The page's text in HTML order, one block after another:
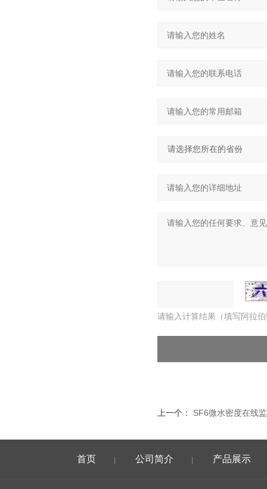
请输入计算结果（填写阿拉
上一个： SF6微水密度在线
首页 公司简介 产品展示